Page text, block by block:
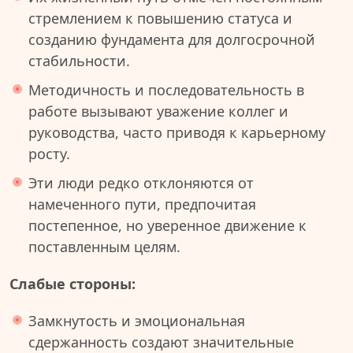
стремлением к повышению статуса и
созданию фундамента для долгосрочной
стабильности.
Методичность и последовательность в
работе вызывают уважение коллег и
руководства, часто приводя к карьерному
росту.
Эти люди редко отклоняются от
намеченного пути, предпочитая
постепенное, но уверенное движение к
поставленным целям.
Слабые стороны:
Замкнутость и эмоциональная
сдержанность создают значительные